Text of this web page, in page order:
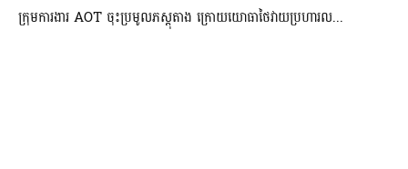
ក្រុមការងារ AOT ចុះប្រមូលភស្តុតាង ក្រោយយោធាថៃវាយប្រហារល...